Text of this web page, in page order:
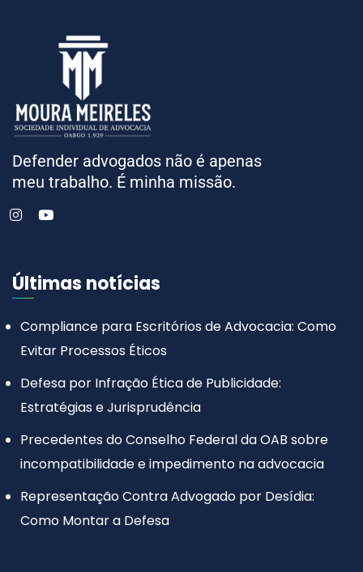
Defender advogados não é apenas
meu trabalho. É minha missão.
Últimas notícias
Compliance para Escritórios de Advocacia: Como
Evitar Processos Éticos
Defesa por Infração Ética de Publicidade:
Estratégias e Jurisprudência
Precedentes do Conselho Federal da OAB sobre
incompatibilidade e impedimento na advocacia
Representação Contra Advogado por Desídia:
Como Montar a Defesa